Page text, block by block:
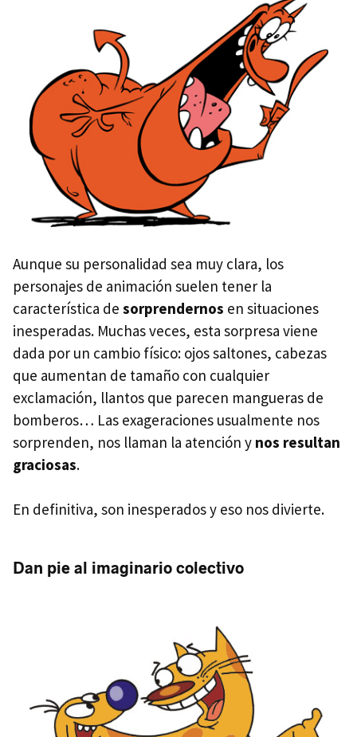
Aunque su personalidad sea muy clara, los
personajes de animación suelen tener la
característica de sorprendernos en situaciones
inesperadas. Muchas veces, esta sorpresa viene
dada por un cambio físico: ojos saltones, cabezas
que aumentan de tamaño con cualquier
exclamación, llantos que parecen mangueras de
bomberos… Las exageraciones usualmente nos
sorprenden, nos llaman la atención y nos resultan
graciosas.
En definitiva, son inesperados y eso nos divierte.
Dan pie al imaginario colectivo